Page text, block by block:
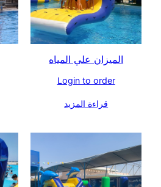
الميزان علي المياه
Login to order
قراءة المزيد